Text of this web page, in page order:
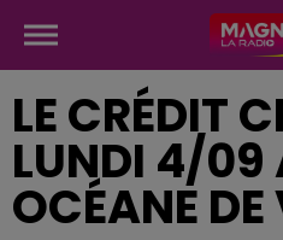
LE CRÉDIT
LUNDI 4/09
OCÉANE